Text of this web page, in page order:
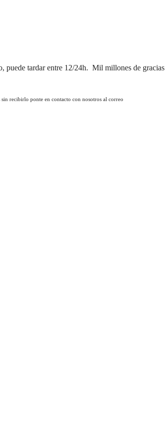
puede tardar entre 12/24h. Mil millones de gracias
recibirlo ponte en contacto con nosotros al correo